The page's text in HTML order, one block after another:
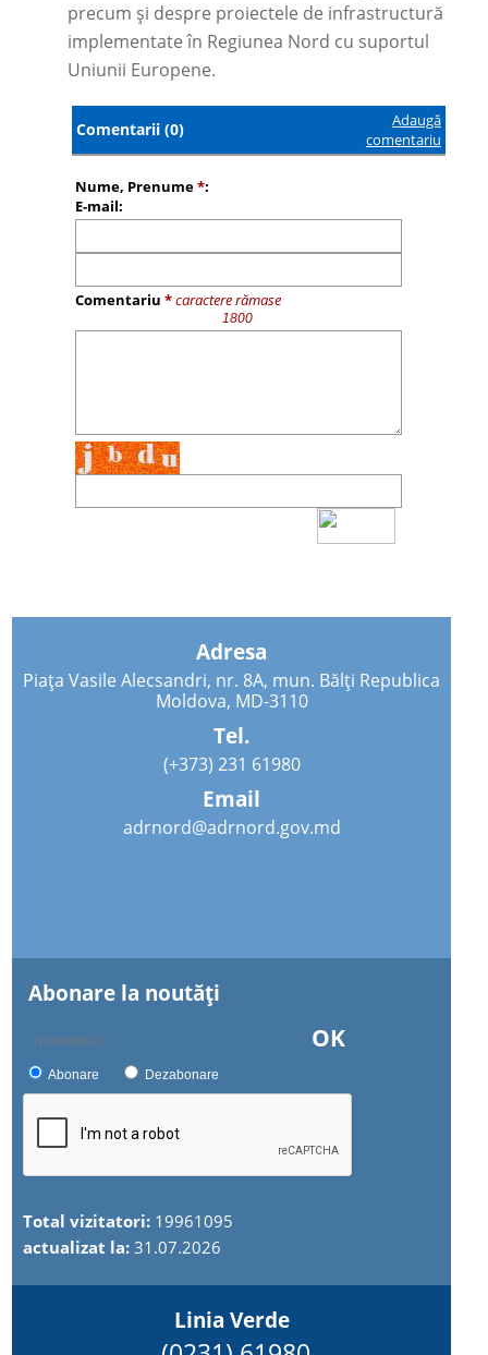
precum și despre proiectele de infrastructură
implementate în Regiunea Nord cu suportul
Uniunii Europene.
Comentarii (0)
Adaugă
comentariu
Nume, Prenume*:
E-mail:
Comentariu *caractere rămase
Adresa
Piața Vasile Alecsandri, nr. 8A, mun. Bălți Republica
Moldova, MD-3110
Tel.
(+373) 231 61980
Email
adrnord@adrnord.gov.md
Abonare la noutăţi
OK
Abonare Dezabonare
Total vizitatori: 19961095
actualizat la:31.07.2026
Linia Verde